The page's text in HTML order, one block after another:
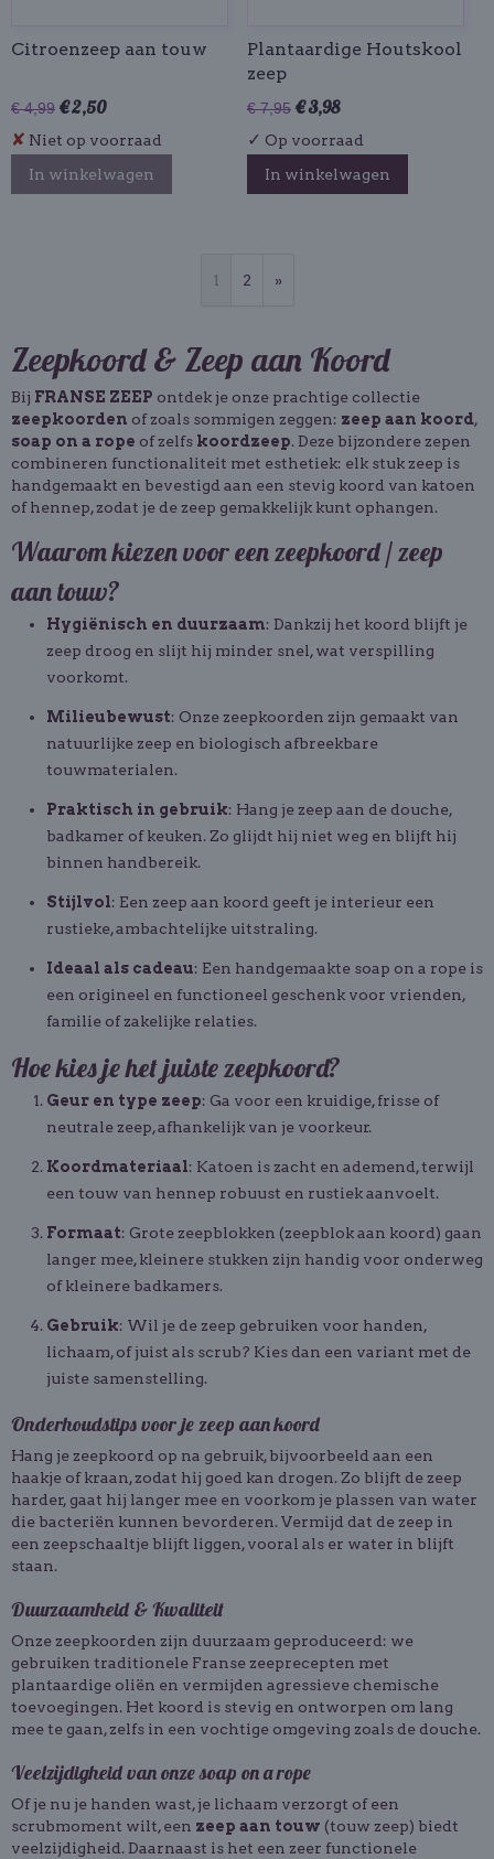
Citroenzeep aan touw
€ 4,99 € 2,50
✘ Niet op voorraad
In winkelwagen
Plantaardige Houtskool
zeep
€ 7,95 € 3,98
✓ Op voorraad
In winkelwagen
1 2 »
Zeepkoord & Zeep aan Koord
Bij FRANSE ZEEP ontdek je onze prachtige collectie
zeepkoorden of zoals sommigen zeggen: zeep aan koord,
soap on a rope of zelfs koordzeep. Deze bijzondere zepen
combineren functionaliteit met esthetiek: elk stuk zeep is
handgemaakt en bevestigd aan een stevig koord van katoen
of hennep, zodat je de zeep gemakkelijk kunt ophangen.
Waarom kiezen voor een zeepkoord / zeep
aan touw?
Hygiënisch en duurzaam: Dankzij het koord blijft je
zeep droog en slijt hij minder snel, wat verspilling
voorkomt.
Milieubewust: Onze zeepkoorden zijn gemaakt van
natuurlijke zeep en biologisch afbreekbare
touwmaterialen.
Praktisch in gebruik: Hang je zeep aan de douche,
badkamer of keuken. Zo glijdt hij niet weg en blijft hij
binnen handbereik.
Stijlvol: Een zeep aan koord geeft je interieur een
rustieke, ambachtelijke uitstraling.
Ideaal als cadeau: Een handgemaakte soap on a rope is
een origineel en functioneel geschenk voor vrienden,
familie of zakelijke relaties.
Hoe kies je het juiste zeepkoord?
Geur en type zeep: Ga voor een kruidige, frisse of
neutrale zeep, afhankelijk van je voorkeur.
Koordmateriaal: Katoen is zacht en ademend, terwijl
een touw van hennep robuust en rustiek aanvoelt.
Formaat: Grote zeepblokken (zeepblok aan koord) gaan
langer mee, kleinere stukken zijn handig voor onderweg
of kleinere badkamers.
Gebruik: Wil je de zeep gebruiken voor handen,
lichaam, of juist als scrub? Kies dan een variant met de
juiste samenstelling.
Onderhoudstips voor je zeep aan koord
Hang je zeepkoord op na gebruik, bijvoorbeeld aan een
haakje of kraan, zodat hij goed kan drogen. Zo blijft de zeep
harder, gaat hij langer mee en voorkom je plassen van water
die bacteriën kunnen bevorderen. Vermijd dat de zeep in
een zeepschaaltje blijft liggen, vooral als er water in blijft
staan.
Duurzaamheid & Kwaliteit
Onze zeepkoorden zijn duurzaam geproduceerd: we
gebruiken traditionele Franse zeeprecepten met
plantaardige oliën en vermijden agressieve chemische
toevoegingen. Het koord is stevig en ontworpen om lang
mee te gaan, zelfs in een vochtige omgeving zoals de douche.
Veelzijdigheid van onze soap on a rope
Of je nu je handen wast, je lichaam verzorgt of een
scrubmoment wilt, een zeep aan touw (touw zeep) biedt
veelzijdigheid. Daarnaast is het een zeer functionele